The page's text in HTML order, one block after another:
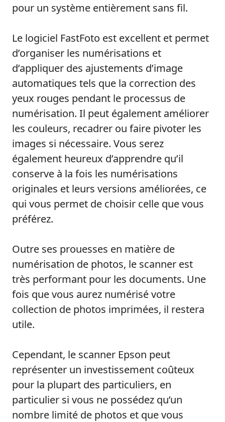
pour un système entièrement sans fil.
Le logiciel FastFoto est excellent et permet
d’organiser les numérisations et
d’appliquer des ajustements d’image
automatiques tels que la correction des
yeux rouges pendant le processus de
numérisation. Il peut également améliorer
les couleurs, recadrer ou faire pivoter les
images si nécessaire. Vous serez
également heureux d’apprendre qu’il
conserve à la fois les numérisations
originales et leurs versions améliorées, ce
qui vous permet de choisir celle que vous
préférez.
Outre ses prouesses en matière de
numérisation de photos, le scanner est
très performant pour les documents. Une
fois que vous aurez numérisé votre
collection de photos imprimées, il restera
utile.
Cependant, le scanner Epson peut
représenter un investissement coûteux
pour la plupart des particuliers, en
particulier si vous ne possédez qu’un
nombre limité de photos et que vous